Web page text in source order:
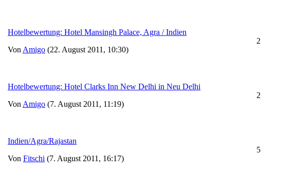
Hotelbewertung: Hotel Mansingh Palace, Agra / Indien
Von Amigo (22. August 2011, 10:30)
2
Hotelbewertung: Hotel Clarks Inn New Delhi in Neu Delhi
Von Amigo (7. August 2011, 11:19)
2
Indien/Agra/Rajastan
Von Fitschi (7. August 2011, 16:17)
5